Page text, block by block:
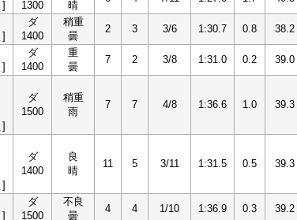
]
1300
晴
]
ダ
1400
稍重
曇
2 3 3/6 1:30.7 0.8 38.2
]
ダ
1400
重
曇
7 2 3/8 1:31.0 0.2 39.0
]
ダ
1500
稍重
雨
7 7 4/8 1:36.6 1.0 39.3
]
ダ
1400
良
晴
11 5 3/11 1:31.5 0.5 39.3
]
ダ
1500
不良
曇
4 4 1/10 1:36.9 0.3 39.2